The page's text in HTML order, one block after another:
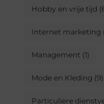
Hobby en vrije tijd
Internet marketing
Management (1)
Mode en Kleding (9)
Particuliere